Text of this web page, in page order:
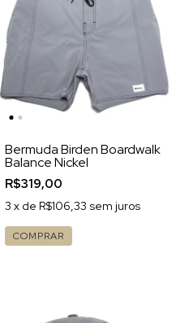
Bermuda Birden Boardwalk
Balance Nickel
R$319,00
3 x de R$106,33 sem juros
COMPRAR